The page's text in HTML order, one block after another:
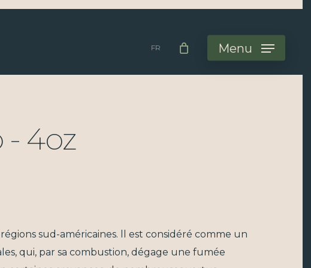
FR Menu
- 4oz
sud-américaines. ll est considéré comme un
qui, par sa combustion, dégage une fumée